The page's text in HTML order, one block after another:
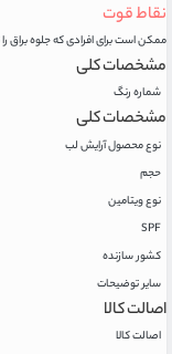
نقاط قوت
ممکن است برای افرادی که جلوه
مشخصات کلی
شماره رنگ
مشخصات کلی
نوع محصول آرایش لب
حجم
نوع ویتامین
SPF
کشور سازنده
سایر توضیحات
اصالت کالا
اصالت کالا